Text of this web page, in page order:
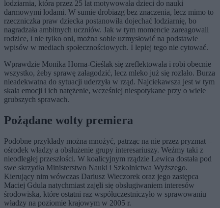
lodziarnia, która przez 25 lat motywowała dzieci do nauki
darmowymi lodami. W sumie drobiazg bez znaczenia, lecz mimo to
rzeczniczka praw dziecka postanowiła dojechać lodziarnię, bo
nagradzała ambitnych uczniów. Jak w tym momencie zareagowali
rodzice, i nie tylko oni, można sobie uzmysłowić na podstawie
wpisów w mediach społecznościowych. I lepiej tego nie cytować.
Wprawdzie Monika Horna-Cieślak się zreflektowała i robi obecnie
wszystko, żeby sprawę załagodzić, lecz mleko już się rozlało. Burza
nieadekwatna do sytuacji uderzyła w rząd. Najciekawsza jest w tym
skala emocji i ich natężenie, wcześniej niespotykane przy o wiele
grubszych sprawach.
Pożądane wolty premiera
Podobne przykłady można mnożyć, patrząc na nie przez pryzmat –
ośrodek władzy a obsłużenie grupy interesariuszy. Weźmy taki z
nieodległej przeszłości. W koalicyjnym rządzie Lewica dostała pod
swe skrzydła Ministerstwo Nauki i Szkolnictwa Wyższego.
Kierujący nim wówczas Dariusz Wieczorek oraz jego zastępca
Maciej Gdula natychmiast zajęli się obsługiwaniem interesów
środowiska, które ostatni raz współuczestniczyło w sprawowaniu
władzy na poziomie krajowym w 2005 r.